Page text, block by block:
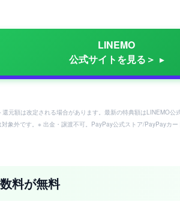
LINEMO
公式サイトを見る＞
額は改定される場合があります。最新の特典額はLINEMO公
象外です。※ 出金・譲渡不可。PayPay公式ストア/PayPayカ
料が無料